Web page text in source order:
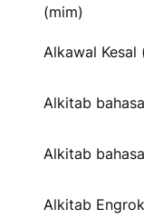
(mim)
Alkawal Kesal
Alkitab
Alkitab
Alkitab